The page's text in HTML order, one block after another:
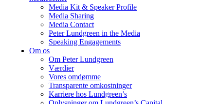
Media Kit & Speaker Profile
Media Sharing
Media Contact
Peter Lundgreen in the Media
Speaking Engagements
Om os
Om Peter Lundgreen
Værdier
Vores omdømme
Transparente omkostninger
Karriere hos Lundgreen’s